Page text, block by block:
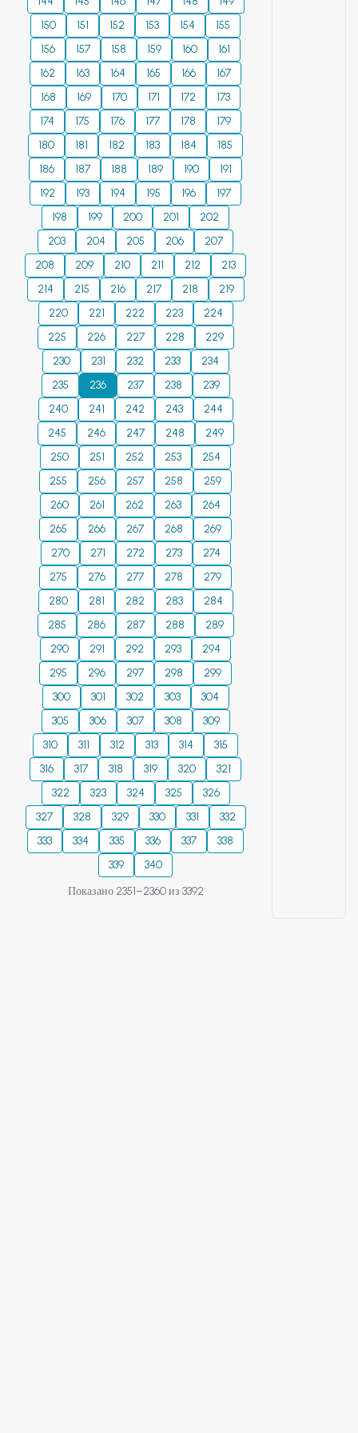
150
151 152 153 154
155
156
157 158 159 160
161
162
163 164 165 166
167
168
169 170 171 172
173
174
175 176 177 178
179
180
181 182 183 184
185
186
187 188 189 190
191
192
193 194 195 196
197
198
199 200 201
202
203
204 205 206
207
208
209 210 211 212
213
214
215 216 217 218
219
220
221 222 223
224
225
226 227 228
229
230
231 232 233
234
235
236 237 238
239
240
241 242 243
244
245
246 247 248
249
250
251 252 253
254
255
256 257 258
259
260
261 262 263
264
265
266 267 268
269
270
271 272 273
274
275
276 277 278
279
280
281 282 283
284
285
286 287 288
289
290
291 292 293
294
295
296 297 298
299
300
301 302 303
304
305
306 307 308
309
310
311 312 313 314
315
316
317 318 319 320
321
322
323 324 325
326
327
328 329 330 331
332
333
334 335 336 337
338
339
340
Показано 2351–2360 из 3392